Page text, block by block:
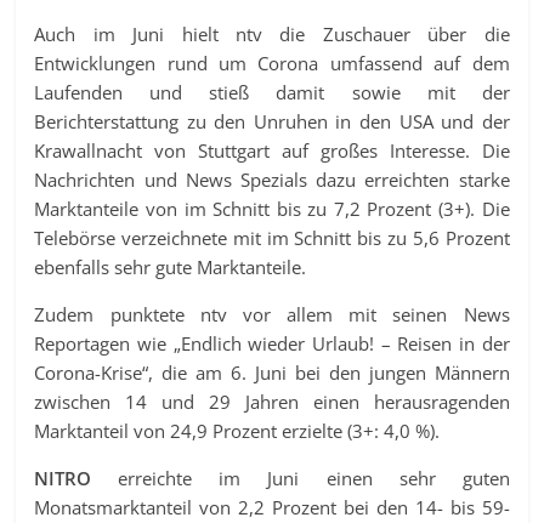
Auch im Juni hielt ntv die Zuschauer über die
Entwicklungen rund um Corona umfassend auf dem
Laufenden und stieß damit sowie mit der
Berichterstattung zu den Unruhen in den USA und der
Krawallnacht von Stuttgart auf großes Interesse. Die
Nachrichten und News Spezials dazu erreichten starke
Marktanteile von im Schnitt bis zu 7,2 Prozent (3+). Die
Telebörse verzeichnete mit im Schnitt bis zu 5,6 Prozent
ebenfalls sehr gute Marktanteile.
Zudem punktete ntv vor allem mit seinen News
Reportagen wie „Endlich wieder Urlaub! – Reisen in der
Corona-Krise“, die am 6. Juni bei den jungen Männern
zwischen 14 und 29 Jahren einen herausragenden
Marktanteil von 24,9 Prozent erzielte (3+: 4,0 %).
NITRO erreichte im Juni einen sehr guten
Monatsmarktanteil von 2,2 Prozent bei den 14- bis 59-